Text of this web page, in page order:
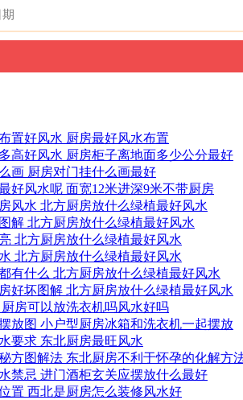
置好风水 厨房最好风水布置
高好风水 厨房柜子离地面多少公分最好
画 厨房对门挂什么画最好
好风水呢 面宽12米进深9米不带厨房
风水 北方厨房放什么绿植最好风水
解 北方厨房放什么绿植最好风水
北方厨房放什么绿植最好风水
北方厨房放什么绿植最好风水
有什么 北方厨房放什么绿植最好风水
好坏图解 北方厨房放什么绿植最好风水
房可以放洗衣机吗风水好吗
放图 小户型厨房冰箱和洗衣机一起摆放
要求 东北厨房最旺风水
方图解法 东北厨房不利于怀孕的化解方
禁忌 进门酒柜玄关应摆放什么最好
置 西北是厨房怎么装修风水好